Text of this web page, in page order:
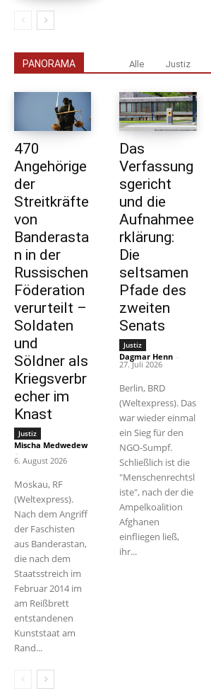
PANORAMA Alle Justiz
470
Angehörige
der
Streitkräfte
von
Banderasta
n in der
Russischen
Föderation
verurteilt –
Soldaten
und
Söldner als
Kriegsverbr
echer im
Knast
Justiz
Mischa Medwedew
-
6. August 2026
Moskau, RF
(Weltexpress).
Nach dem Angriff
der Faschisten
aus Banderastan,
die nach dem
Staatsstreich im
Februar 2014 im
am Reißbrett
entstandenen
Kunststaat am
Rand...
Das
Verfassung
sgericht
und die
Aufnahmee
rklärung:
Die
seltsamen
Pfade des
zweiten
Senats
Justiz
Dagmar Henn -
27. Juli 2026
Berlin, BRD
(Weltexpress). Das
war wieder einmal
ein Sieg für den
NGO-Sumpf.
Schließlich ist die
"Menschenrechtsl
iste", nach der die
Ampelkoalition
Afghanen
einfliegen ließ,
ihr...